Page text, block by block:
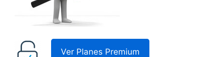
Ver Planes Premium